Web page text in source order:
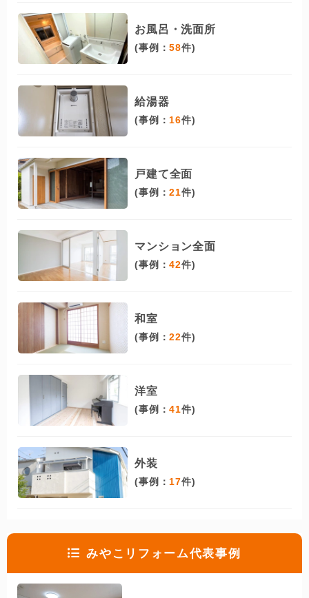
お風呂・洗面所
(事例：58件)
給湯器
(事例： 16件)
戸建て全面
(事例：21件)
マンション全面
(事例：42件)
和室
(事例：22件)
洋室
(事例：41件)
外装
(事例： 17件)
みやこリフォーム代表事例